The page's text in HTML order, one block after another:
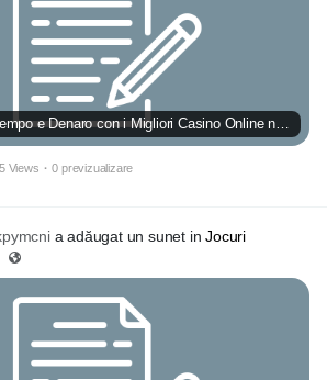
Views · 0 previzualizare
a adăugat un sunet inJocuri